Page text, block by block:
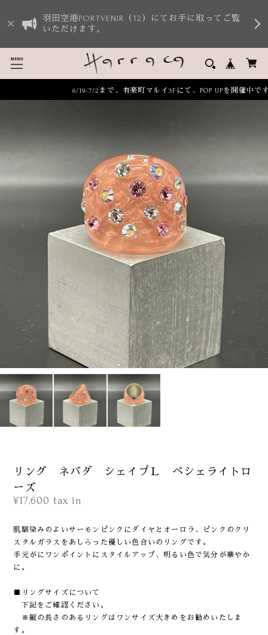
羽田空港PORTVENIR（T2）にてお手に取ってご覧
いただけます。
6/19-7/2まで、有楽町マルイ3Fにて、POP UPを開催中で
リング ネバダ シェイプＬ ペシェライトロ
ーズ
¥17,600 tax in
肌馴染みのよいサーモンピンクにダイヤとオーロラ、ピンクのクリ
スタルガラスをあしらった優しい色合いのリングです。
手元がにワンポイントにスタイルアップ、明るい色で気分が華やか
に。
■リングサイズについて
下記をご確認ください。
※縦の長さのあるリングはワンサイズ大きめをお勧めいたしま
す。